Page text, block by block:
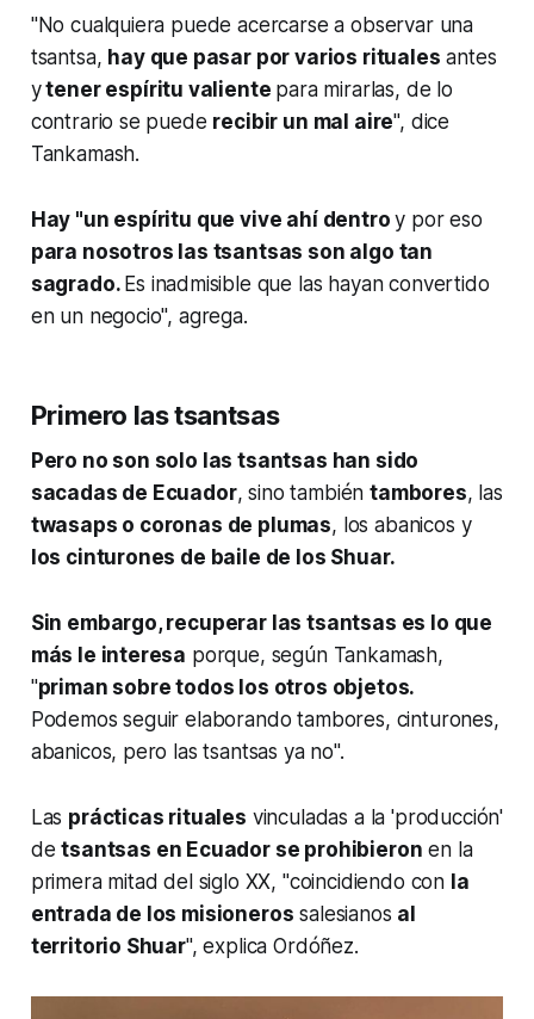
"No cualquiera puede acercarse a observar una
tsantsa, hay que pasar por varios rituales antes
ytener espíritu valiente para mirarlas, de lo
contrario se puede recibir un mal aire", dice
Tankamash.
Hay "un espíritu que vive ahí dentroy por eso
para nosotros las tsantsas son algo tan
sagrado. Es inadmisible que las hayan convertido
en un negocio", agrega.
Primero las tsantsas
Pero no son solo las tsantsas han sido
sacadas de Ecuador, sino tambiéntambores, las
twasaps o coronas de plumas, los abanicos y
los cinturones de baile de los Shuar.
Sin embargo, recuperar las tsantsas es lo que
más le interesa porque, según Tankamash,
"priman sobre todos los otros objetos.
Podemos seguir elaborando tambores, cinturones,
abanicos, pero las tsantsas ya no".
Las prácticas rituales vinculadas a la 'producción'
detsantsas en Ecuador se prohibieron en la
primera mitad del siglo XX, "coincidiendo con la
entrada de los misioneros salesianos al
territorio Shuar", explica Ordóñez.